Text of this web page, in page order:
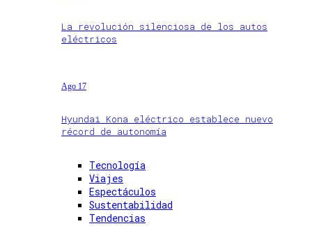
La revolución silenciosa de los autos
eléctricos
Ago 17
Hyundai Kona eléctrico establece nuevo
récord de autonomía
Tecnología
Viajes
Espectáculos
Sustentabilidad
Tendencias